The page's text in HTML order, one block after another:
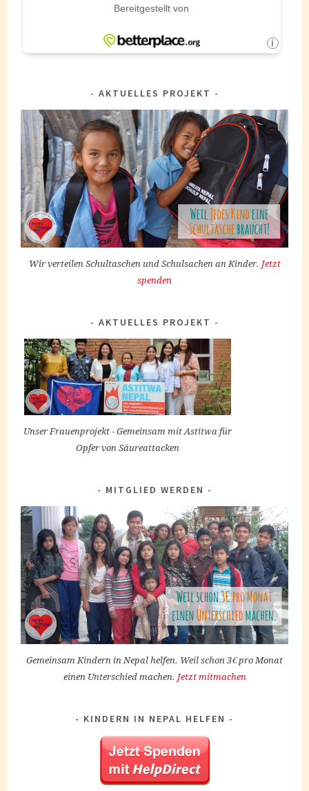
AKTUELLES PROJEKT
Wir verteilen Schultaschen und Schulsachen an Kinder. Jetzt
spenden
AKTUELLES PROJEKT
Unser Frauenprojekt - Gemeinsam mit Astitwa für
Opfer von Säureattacken
MITGLIED WERDEN
Gemeinsam Kindern in Nepal helfen. Weil schon 3€ pro Monat
einen Unterschied machen. Jetzt mitmachen
KINDERN IN NEPAL HELFEN